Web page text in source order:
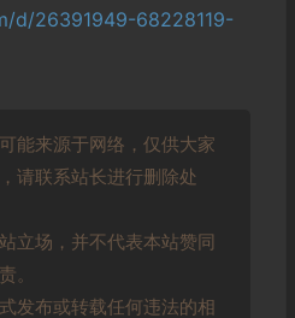
d/26391949-68228119-
能来源于网络，仅供大家
请联系站长进行删除处
立场，并不代表本站赞同
。
发布或转载任何违法的相